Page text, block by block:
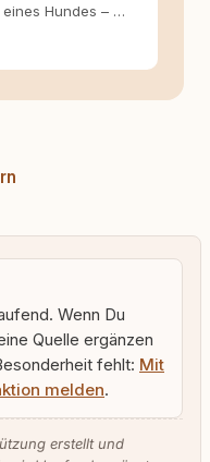
Hundes – …
Wenn Du
Quelle ergänzen
fehlt: Mit
melden.
erstellt und